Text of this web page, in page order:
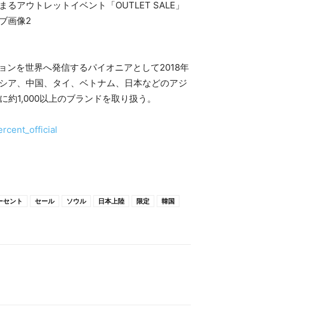
ンを世界へ発信するパイオニアとして2018年
ア、中国、タイ、ベトナム、日本などのアジ
1,000以上のブランドを取り扱う。
セント セール ソウル 日本上陸 限定
韓国